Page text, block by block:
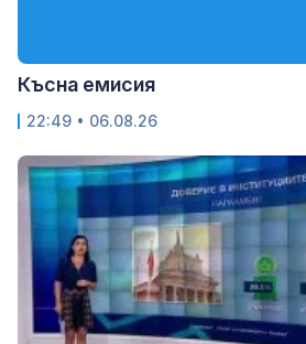
Късна емисия
22:49 • 06.08.26